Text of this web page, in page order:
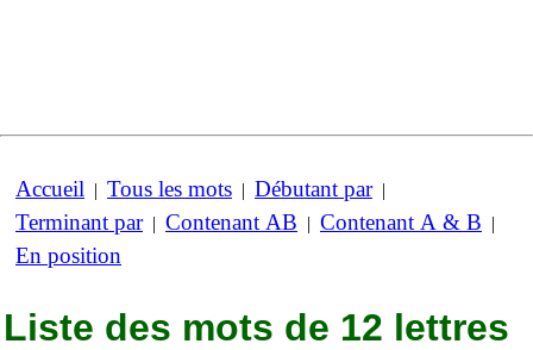
Accueil | Tous les mots | Débutant par|
Terminant par| Contenant AB | Contenant A & B |
En position
Liste des mots de 12 lettres